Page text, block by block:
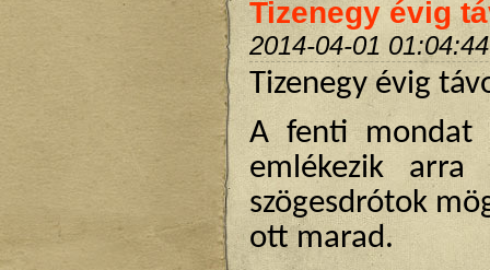
Tizenegy évig
2014-04-01 01:04:44
Tizenegy évig
A fenti mondat
emlékezik
szögesdrótok
ott marad.